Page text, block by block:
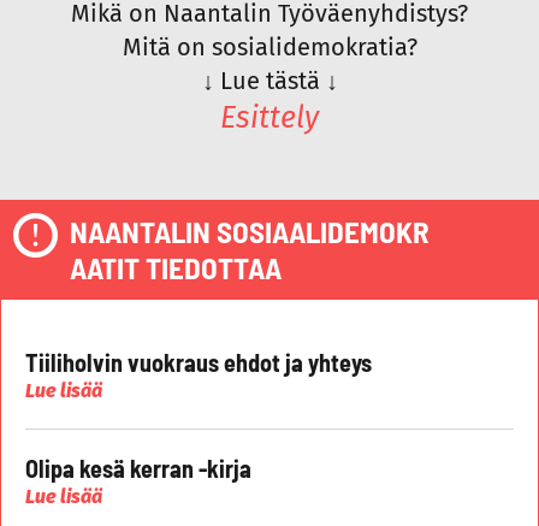
Mikä on Naantalin Työväenyhdistys?
Mitä on sosialidemokratia?
↓ Lue tästä ↓
Esittely
NAANTALIN SOSIAALIDEMOKR
AATIT TIEDOTTAA
Tiiliholvin vuokraus ehdot ja yhteys
Lue lisää
Olipa kesä kerran -kirja
Lue lisää